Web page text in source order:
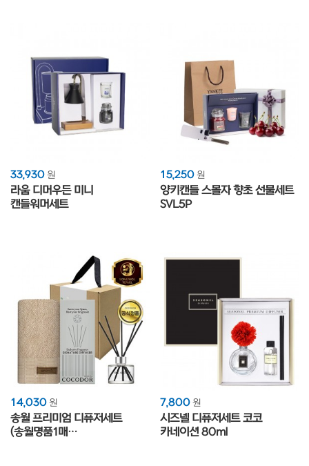
33,930 원
라움 디머우든 미니
캔들워머세트
15,250 원
양키캔들 스몰자 향초 선물세트
SVL5P
14,030 원
송월 프리미엄 디퓨저세트
(송월명품1매
7,800 원
시즈넬 디퓨저세트 코코
카네이션 80ml